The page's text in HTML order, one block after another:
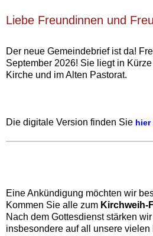
‍Liebe Freundinnen und
Der neue Gemeindebrief ist da!‍
September 2026! Sie liegt in
Kirche und im Alten Pastorat.‍
Die digitale Version finden Sie hier
Eine Ankündigung möchten wir
Kommen Sie alle zum Kirchweih-
Nach dem Gottesdienst stärken
insbesondere auf all unsere